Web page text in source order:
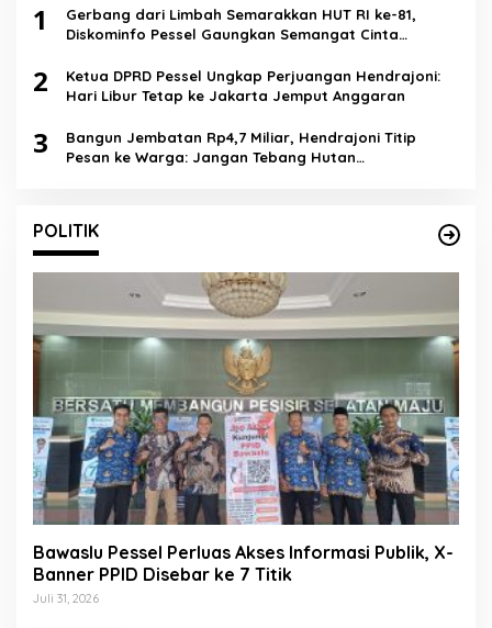
1
Gerbang dari Limbah Semarakkan HUT RI ke-81,
Diskominfo Pessel Gaungkan Semangat Cinta
2
Ketua DPRD Pessel Ungkap Perjuangan Hendrajoni:
Hari Libur Tetap ke Jakarta Jemput Anggaran
3
Bangun Jembatan Rp4,7 Miliar, Hendrajoni Titip
Pesan ke Warga: Jangan Tebang Hutan
POLITIK
Bawaslu Pessel Perluas Akses Informasi Publik, X-
Banner PPID Disebar ke 7 Titik
Juli 31, 2026